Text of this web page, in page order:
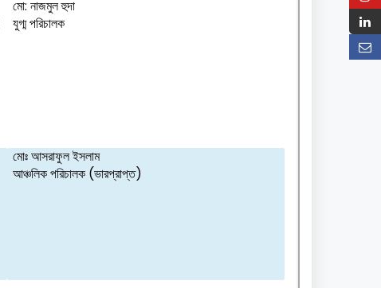
মো: নাজমুল হুদা
যুগ্ম পরিচালক
মোঃ আসরাফুল ইসলাম
আঞ্চলিক পরিচালক (ভারপ্রাপ্ত)